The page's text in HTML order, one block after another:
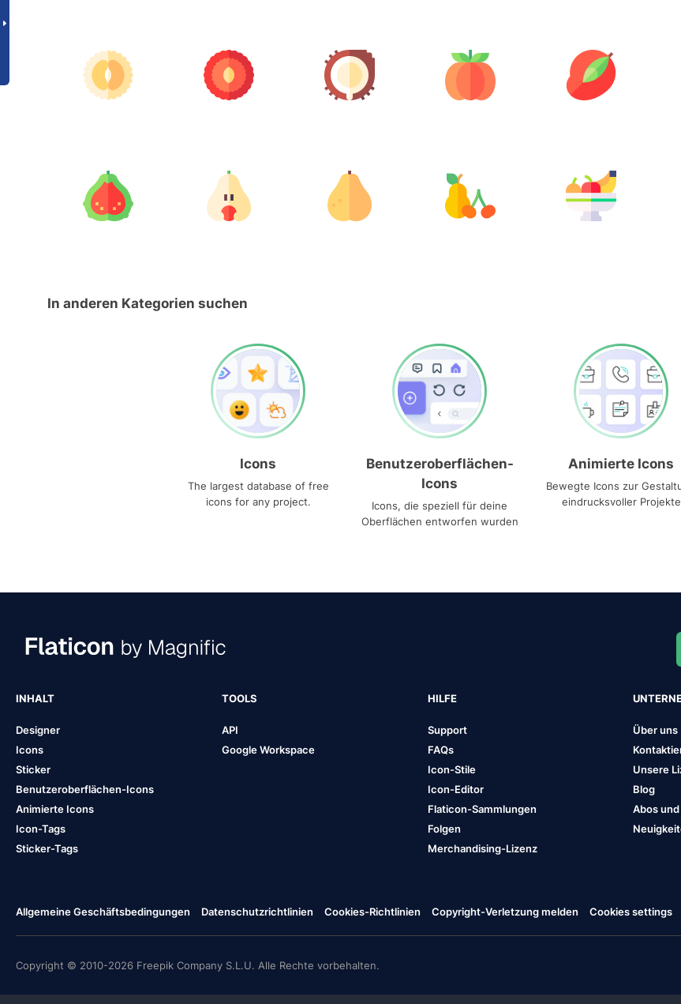
In anderen Kategorien suchen
Icons
The largest database of free
icons for any project.
Benutzeroberflächen-
Icons
Icons, die speziell für deine
Oberflächen entworfen wurden
Animierte Icons
Bewegte Icons zur
eindrucksvoller Projekte
INHALT
Designer
Icons
Sticker
Benutzeroberflächen-Icons
Animierte Icons
Icon-Tags
Sticker-Tags
TOOLS
API
Google Workspace
HILFE
Support
FAQs
Icon-Stile
Icon-Editor
Flaticon-Sammlungen
Folgen
Merchandising-Lizenz
Über uns
Unsere
Blog
Abos
Allgemeine Geschäftsbedingungen Datenschutzrichtlinien Cookies-Richtlinien Copyright-Verletzung melden Cookies settings
Copyright © 2010-2026 Freepik Company S.L.U. Alle Rechte vorbehalten.